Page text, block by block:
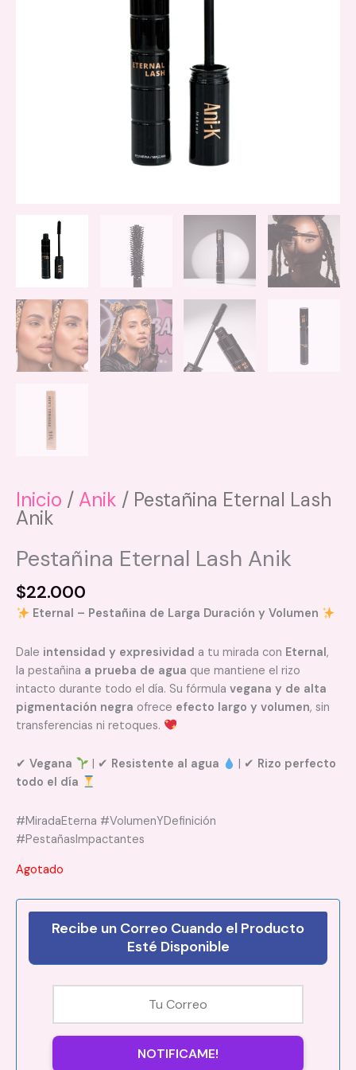
Inicio / Anik / Pestañina Eternal Lash
Anik
Pestañina Eternal Lash Anik
$22.000
Eternal – Pestañina de Larga Duración y Volumen
Dale intensidad y expresividad a tu mirada con Eternal,
la pestañina a prueba de agua que mantiene el rizo
intacto durante todo el día. Su fórmula vegana y de alta
pigmentación negra ofrece efecto largo y volumen, sin
transferencias ni retoques.
✔ Vegana | ✔ Resistente al agua | ✔ Rizo perfecto
todo el día
#MiradaEterna #VolumenYDefinición
#PestañasImpactantes
Agotado
Recibe un Correo Cuando el Producto
Esté Disponible
NOTIFICAME!